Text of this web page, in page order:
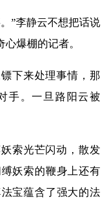
”李静云不想把话说
爆棚的记者。
下来处理事情，那
手。一旦路阳云被
索光芒闪动，散发
妖索的鞭身上还有
宝蕴含了强大的法